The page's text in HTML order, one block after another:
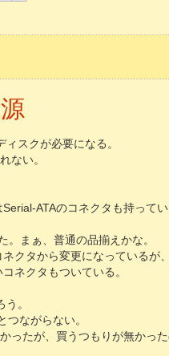
スクが必要になる。
ない。
ATAのコネクタも持って
まぁ、普通の品揃えかな。
クタから変更になっているが、
ネクタもついている。
。
ながらない。
ったが、買うつもりが無かっ